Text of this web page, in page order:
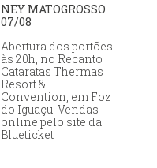
NEY MATOGROSSO
07/08
Abertura dos portões
às 20h, no Recanto
Cataratas Thermas
Resort &
Convention, em Foz
do Iguaçu. Vendas
online pelo site da
Blueticket